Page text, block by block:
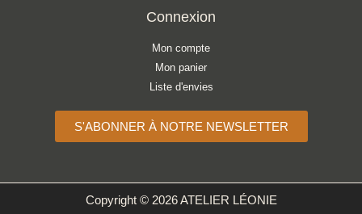
Connexion
Mon compte
Mon panier
Liste d'envies
S'ABONNER À NOTRE NEWSLETTER
Copyright © 2026 ATELIER LÉONIE